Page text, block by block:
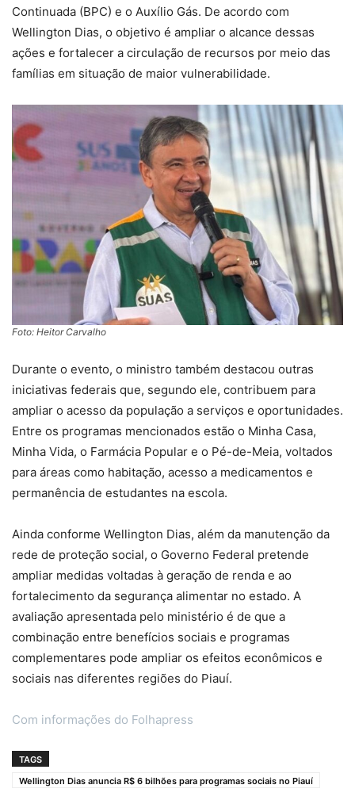
Continuada (BPC) e o Auxílio Gás. De acordo com
Wellington Dias, o objetivo é ampliar o alcance dessas
ações e fortalecer a circulação de recursos por meio das
famílias em situação de maior vulnerabilidade.
Foto: Heitor Carvalho
Durante o evento, o ministro também destacou outras
iniciativas federais que, segundo ele, contribuem para
ampliar o acesso da população a serviços e oportunidades.
Entre os programas mencionados estão o Minha Casa,
Minha Vida, o Farmácia Popular e o Pé-de-Meia, voltados
para áreas como habitação, acesso a medicamentos e
permanência de estudantes na escola.
Ainda conforme Wellington Dias, além da manutenção da
rede de proteção social, o Governo Federal pretende
ampliar medidas voltadas à geração de renda e ao
fortalecimento da segurança alimentar no estado. A
avaliação apresentada pelo ministério é de que a
combinação entre benefícios sociais e programas
complementares pode ampliar os efeitos econômicos e
sociais nas diferentes regiões do Piauí.
Com informações do Folhapress
TAGS
Wellington Dias anuncia R$ 6 bilhões para programas sociais no Piauí